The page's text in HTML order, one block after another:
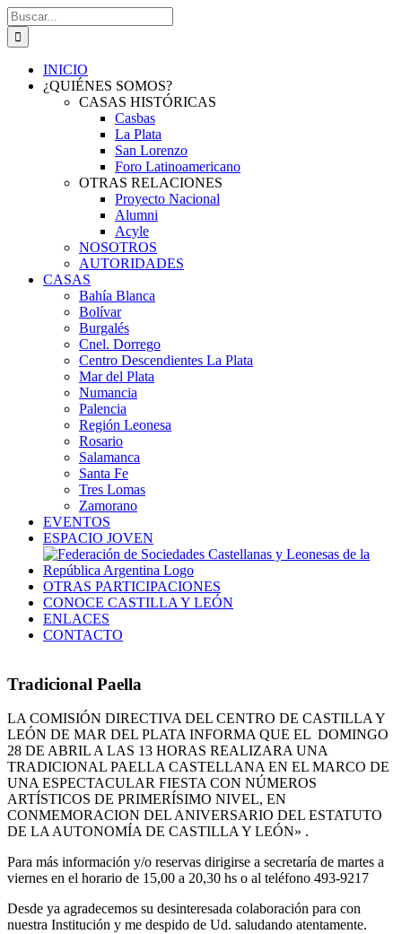
Saltar
al
contenido
Buscar:
INICIO
¿QUIÉNES SOMOS?
CASAS HISTÓRICAS
Casbas
La Plata
San Lorenzo
Foro Latinoamericano
OTRAS RELACIONES
Proyecto Nacional
Alumni
Acyle
NOSOTROS
AUTORIDADES
CASAS
Bahía Blanca
Bolívar
Burgalés
Cnel. Dorrego
Centro Descendientes La Plata
Mar del Plata
Numancia
Palencia
Región Leonesa
Rosario
Salamanca
Santa Fe
Tres Lomas
Zamorano
EVENTOS
ESPACIO JOVEN
OTRAS PARTICIPACIONES
CONOCE CASTILLA Y LEÓN
ENLACES
CONTACTO
Tradicional Paella
LA COMISIÓN DIRECTIVA DEL CENTRO DE CASTILLA Y
LEÓN DE MAR DEL PLATA INFORMA QUE EL DOMINGO
28 DE ABRIL A LAS 13 HORAS REALIZARA UNA
TRADICIONAL PAELLA CASTELLANA EN EL MARCO DE
UNA ESPECTACULAR FIESTA CON NÚMEROS
ARTÍSTICOS DE PRIMERÍSIMO NIVEL, EN
CONMEMORACION DEL ANIVERSARIO DEL ESTATUTO
DE LA AUTONOMÍA DE CASTILLA Y LEÓN» .
Para más información y/o reservas dirigirse a secretaría de martes a
viernes en el horario de 15,00 a 20,30 hs o al teléfono 493-9217
Desde ya agradecemos su desinteresada colaboración para con
nuestra Institución y me despido de Ud. saludando atentamente.